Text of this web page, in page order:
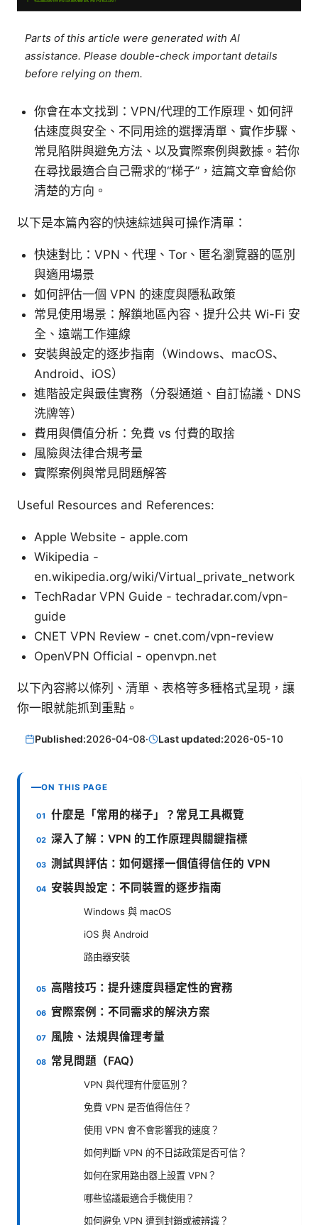
Parts of this article were generated with AI
assistance. Please double-check important details
before relying on them.
你會在本文找到：VPN/代理的工作原理、如何評
估速度與安全、不同用途的選擇清單、實作步驟、
常見陷阱與避免方法、以及實際案例與數據。若你
在尋找最適合自己需求的“梯子”，這篇文章會給你
清楚的方向。
以下是本篇內容的快速綜述與可操作清單：
快速對比：VPN、代理、Tor、匿名瀏覽器的區別
與適用場景
如何評估一個 VPN 的速度與隱私政策
常見使用場景：解鎖地區內容、提升公共 Wi-Fi 安
全、遠端工作連線
安裝與設定的逐步指南（Windows、macOS、
Android、iOS）
進階設定與最佳實務（分裂通道、自訂協議、DNS
洗牌等）
費用與價值分析：免費 vs 付費的取捨
風險與法律合規考量
實際案例與常見問題解答
Useful Resources and References:
Apple Website - apple.com
Wikipedia -
en.wikipedia.org/wiki/Virtual_private_network
TechRadar VPN Guide - techradar.com/vpn-
guide
CNET VPN Review - cnet.com/vpn-review
OpenVPN Official - openvpn.net
以下內容將以條列、清單、表格等多種格式呈現，讓
你一眼就能抓到重點。
Published:2026-04-08· Last updated:2026-05-10
ON THIS PAGE
什麼是「常用的梯子」？常見工具概覽
深入了解：VPN 的工作原理與關鍵指標
測試與評估：如何選擇一個值得信任的 VPN
安裝與設定：不同裝置的逐步指南
Windows 與 macOS
iOS 與 Android
路由器安裝
高階技巧：提升速度與穩定性的實務
實際案例：不同需求的解決方案
風險、法規與倫理考量
常見問題（FAQ）
VPN 與代理有什麼區別？
免費 VPN 是否值得信任？
使用 VPN 會不會影響我的速度？
如何判斷 VPN 的不日誌政策是否可信？
如何在家用路由器上設置 VPN？
哪些協議最適合手機使用？
如何避免 VPN 遭到封鎖或被辨識？